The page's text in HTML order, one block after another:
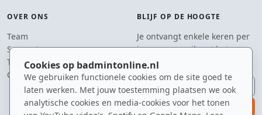
Cookies op badmintonline.nl
We gebruiken functionele cookies om de site goed te
laten werken. Met jouw toestemming plaatsen we ook
analytische cookies en media-cookies voor het tonen
OVER ONS
Team
Supporters
Tip de redactie
Contact
BLIJF OP DE HOOGTE
Je ontvangt enkele keren per
jaar een e-mail met het
laatste badmintonnieuws.
E-mailadres
aanmelden